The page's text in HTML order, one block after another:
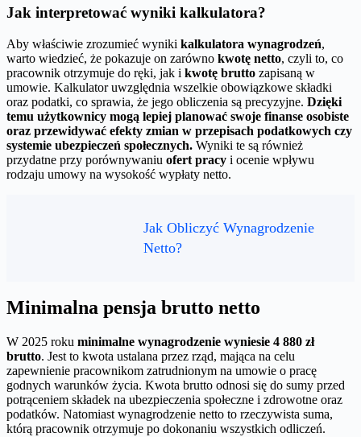
Jak interpretować wyniki kalkulatora?
Aby właściwie zrozumieć wyniki kalkulatora wynagrodzeń,
warto wiedzieć, że pokazuje on zarówno kwotę netto, czyli to, co
pracownik otrzymuje do ręki, jak i kwotę brutto zapisaną w
umowie. Kalkulator uwzględnia wszelkie obowiązkowe składki
oraz podatki, co sprawia, że jego obliczenia są precyzyjne. Dzięki
temu użytkownicy mogą lepiej planować swoje finanse osobiste
oraz przewidywać efekty zmian w przepisach podatkowych czy
systemie ubezpieczeń społecznych. Wyniki te są również
przydatne przy porównywaniu ofert pracy i ocenie wpływu
rodzaju umowy na wysokość wypłaty netto.
Jak Obliczyć Wynagrodzenie
Netto?
Minimalna pensja brutto netto
W 2025 roku minimalne wynagrodzenie wyniesie 4 880 zł
brutto. Jest to kwota ustalana przez rząd, mająca na celu
zapewnienie pracownikom zatrudnionym na umowie o pracę
godnych warunków życia. Kwota brutto odnosi się do sumy przed
potrąceniem składek na ubezpieczenia społeczne i zdrowotne oraz
podatków. Natomiast wynagrodzenie netto to rzeczywista suma,
którą pracownik otrzymuje po dokonaniu wszystkich odliczeń.